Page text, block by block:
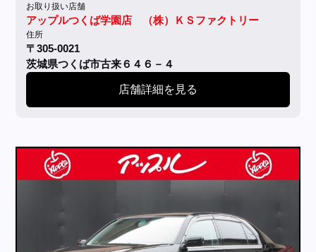
お取り扱い店舗
アップルつくば学園店 （株）ＫＳファクトリー
住所
〒305-0021
茨城県つくば市古来６４６－４
店舗詳細を見る